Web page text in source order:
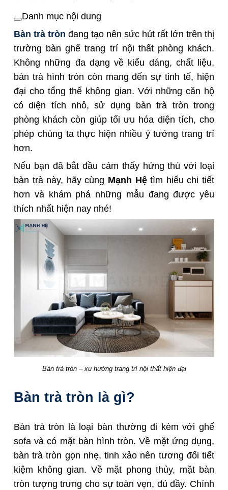
Danh mục nội dung
Bàn trà tròn đang tạo nên sức hút rất lớn trên thị
trường bàn ghế trang trínội thất phòng khách.
Không những đa dạng về kiểu dáng, chất liệu,
bàn trà hình tròn còn mang đến sự tinh tế, hiện
đại cho tổng thể không gian. Với những căn hộ
có diện tích nhỏ, sử dụng bàn trà tròn trong
phòng khách còn giúp tối ưu hóa diện tích, cho
phép chúng ta thực hiện nhiều ý tưởng trang trí
hơn.
Nếu bạn đã bắt đầu cảm thấy hứng thú với loại
bàn trà này, hãy cùng Mạnh Hệtìm hiểu chi tiết
hơn và khám phá những mẫu đang được yêu
thích nhất hiện nay nhé!
Bàn trà tròn – xu hướng trang trí nội thất hiện đại
Bàn trà tròn là gì?
Bàn trà tròn là loại bàn thường đi kèm với ghế
sofa và có mặt bàn hình tròn. Về mặt ứng dụng,
bàn trà tròn gọn nhẹ, tinh xảo nên tương đối tiết
kiệm không gian. Về mặt phong thủy, mặt bàn
tròn tượng trưng cho sự toàn vẹn, đủ đầy. Chính